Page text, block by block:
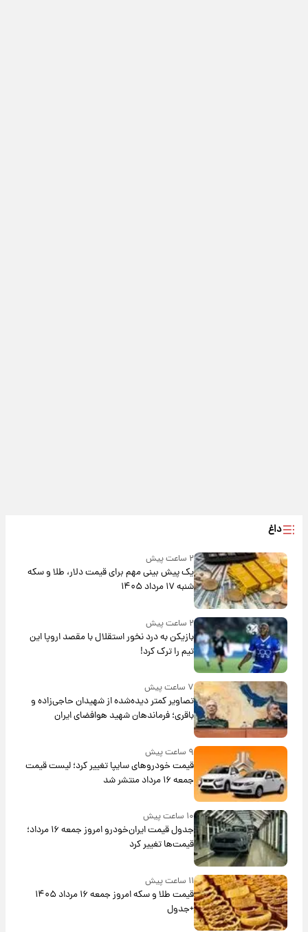
داغ
۲ ساعت پیش
یک پیش ‌بینی مهم برای قیمت دلار، طلا و سکه
شنبه ۱۷ مرداد ۱۴۰۵
۲ ساعت پیش
بازیکن به درد نخور استقلال با مقصد اروپا این
تیم را ترک کرد!
۷ ساعت پیش
تصاویر کمتر دیده‌شده از شهیدان حاجی‌زاده و
باقری؛ فرماندهان شهید هوافضای ایران
۹ ساعت پیش
قیمت خودروهای سایپا تغییر کرد؛ لیست قیمت
جمعه ۱۶ مرداد منتشر شد
۱۰ ساعت پیش
جدول قیمت ایران‌خودرو امروز جمعه ۱۶ مرداد؛
قیمت‌ها تغییر کرد
۱۱ ساعت پیش
قیمت طلا و سکه امروز جمعه ۱۶ مرداد ۱۴۰۵
+جدول